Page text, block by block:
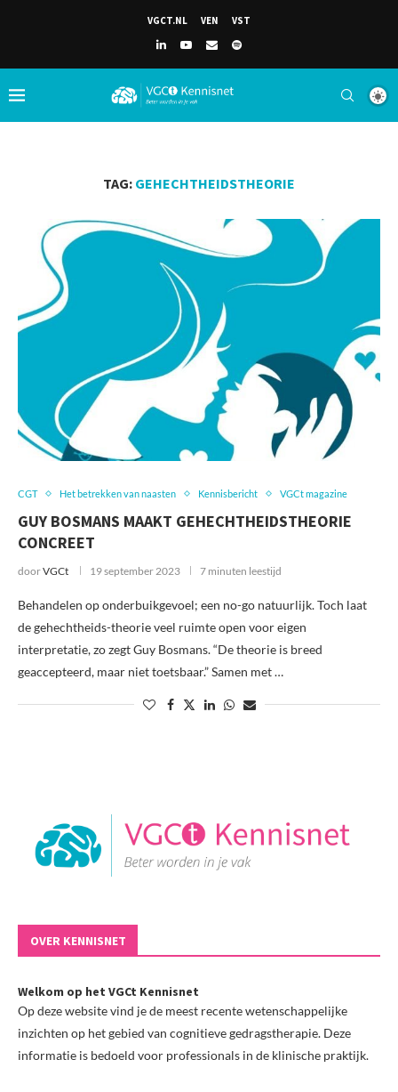
VGCT.NL VEN VST
TAG: GEHECHTHEIDSTHEORIE
CGT Het betrekken van naasten Kennisbericht VGCt magazine
GUY BOSMANS MAAKT GEHECHTHEIDSTHEORIE
CONCREET
doorVGCt 19 september 2023 7 minuten leestijd
Behandelen op onderbuikgevoel; een no-go natuurlijk. Toch laat
de gehechtheids-theorie veel ruimte open voor eigen
interpretatie, zo zegt Guy Bosmans. “De theorie is breed
geaccepteerd, maar niet toetsbaar.” Samen met …
OVER KENNISNET
Welkom op het VGCt Kennisnet
Op deze website vind je de meest recente wetenschappelijke
inzichten op het gebied van cognitieve gedragstherapie. Deze
informatie is bedoeld voor professionals in de klinische praktijk.